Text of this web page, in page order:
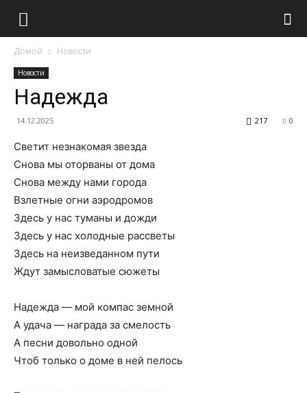
Домой Новости
Новости
Надежда
14.12.2025 0
217
Светит незнакомая звезда
Снова мы оторваны от дома
Снова между нами города
Взлетные огни аэродромов
Здесь у нас туманы и дожди
Здесь у нас холодные рассветы
Здесь на неизведанном пути
Ждут замысловатые сюжеты
Надежда — мой компас земной
А удача — награда за смелость
А песни довольно одной
Чтоб только о доме в ней пелось